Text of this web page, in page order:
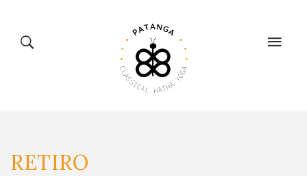
HATHA YOGA
RETIRO